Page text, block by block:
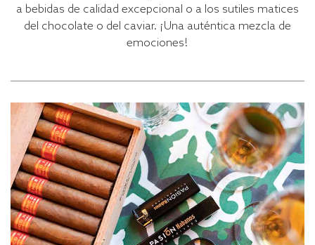
a bebidas de calidad excepcional o a los sutiles matices
del chocolate o del caviar. ¡Una auténtica mezcla de
emociones!